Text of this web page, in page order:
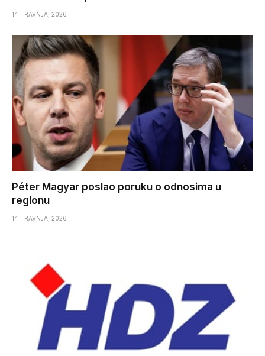
14 TRAVNJA, 2026
Péter Magyar poslao poruku o odnosima u
regionu
14 TRAVNJA, 2026